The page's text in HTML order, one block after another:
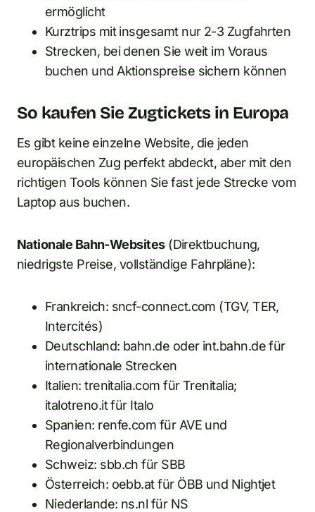
ermöglicht
Kurztrips mit insgesamt nur 2-3 Zugfahrten
Strecken, bei denen Sie weit im Voraus
buchen und Aktionspreise sichern können
So kaufen Sie Zugtickets in Europa
Es gibt keine einzelne Website, die jeden
europäischen Zug perfekt abdeckt, aber mit den
richtigen Tools können Sie fast jede Strecke vom
Laptop aus buchen.
Nationale Bahn-Websites(Direktbuchung,
niedrigste Preise, vollständige Fahrpläne):
Frankreich: sncf-connect.com (TGV, TER,
Intercités)
Deutschland: bahn.de oder int.bahn.de für
internationale Strecken
Italien: trenitalia.com für Trenitalia;
italotreno.it für Italo
Spanien: renfe.com für AVE und
Regionalverbindungen
Schweiz: sbb.ch für SBB
Österreich: oebb.at für ÖBB und Nightjet
Niederlande: ns.nl für NS